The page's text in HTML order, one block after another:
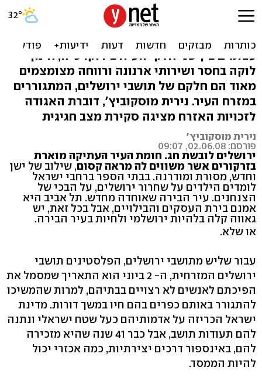
בירת האפליה
למרות שהבירה חוברה לה יחדיו ישנם הבדלים
עצומים בין שני חלקי העיר. בירוקרטיה, חינוך
לוקה בחסר ושירותי ארנונה ורווחה מצומצמים
מאוד הם חלקם של תושבי ירושלים, המתגוררים
במזרח העיר. נירית מוסקוביץ', דוברת האגודה
לזכויות האזרח מציגה סקירת מצב חגיגית
נירית מוסקוביץ'
פורסם: 02.06.08, 09:07
ירושלים לובשת חג. חומת העיר העתיקה מוארת
בזרקורים אשר משווים לה מראה קסום, שילוב של ישן
וחדש, מסורת ומודרנה. בבתי הספר ברחבי ישראל
לומדים הילדים על שחרור ירושלים, על הבכי של
הצנחנים. עיר הבירה שאוחדה מחדש. תל אביב היא
אמנם בירת העסקים והבילויים, אבל בכל זאת, יש
גאווה קלה בלהיות ירושלמי ולחיות בעיר הבירה.
או שלא.
עבור שליש מתושבי ירושלים, הפלסטינים תושבי
ירושלים המזרחית, ה- 2 ביוני הוא התאריך שמסמל את
הפיכתם לאנשים לא רצויים בבתיהם, למרות שהמשיכו
להתגורר באותם כפרים בהם חיו במשך דורות. מדינת
ישראל הכריזה על אדמותיהם כעל שטח ישראלי ונתנה
להם תעודות תושב, אבל כבר 41 שנה שהיא מזכירה
להם, באינספור דרכים יצירתיות, כמה אכזרי יכול
להיות הממסד.